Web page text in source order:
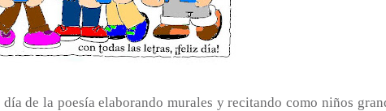
de la poesía elaborando murales y recitando como niños